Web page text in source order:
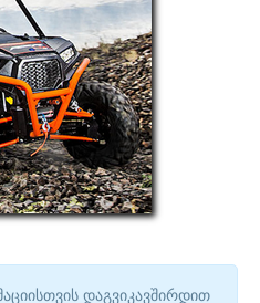
დაგვიკავშირდით